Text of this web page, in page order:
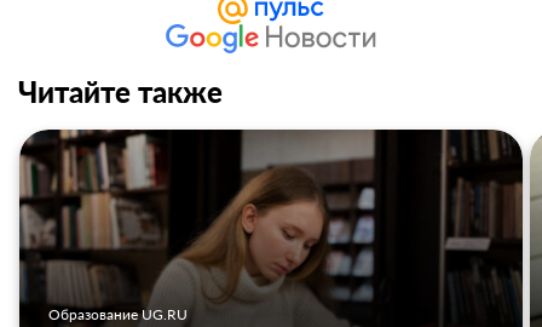
Читайте также
Образование UG.RU